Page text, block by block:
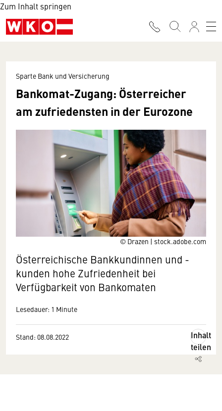
Zum Inhalt springen
© Drazen | stock.adobe.com
Sparte Bank und Versicherung
Bankomat-Zugang: Österreicher
am zufriedensten in der Eurozone
Österreichische Bankkundinnen und -
kunden hohe Zufriedenheit bei
Verfügbarkeit von Bankomaten
Lesedauer: 1 Minute
Stand: 08.08.2022
Inhalt
teilen